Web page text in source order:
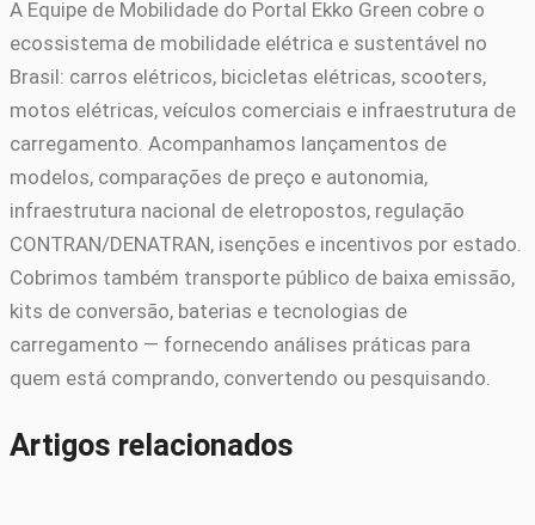
A Equipe de Mobilidade do Portal Ekko Green cobre o
ecossistema de mobilidade elétrica e sustentável no
Brasil: carros elétricos, bicicletas elétricas, scooters,
motos elétricas, veículos comerciais e infraestrutura de
carregamento. Acompanhamos lançamentos de
modelos, comparações de preço e autonomia,
infraestrutura nacional de eletropostos, regulação
CONTRAN/DENATRAN, isenções e incentivos por estado.
Cobrimos também transporte público de baixa emissão,
kits de conversão, baterias e tecnologias de
carregamento — fornecendo análises práticas para
quem está comprando, convertendo ou pesquisando.
Artigos relacionados